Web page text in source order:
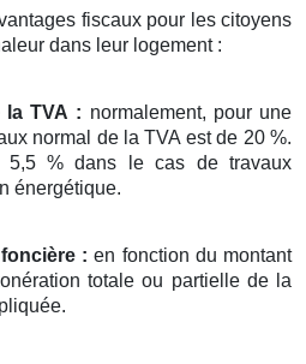
fiscaux pour les citoyens
dans leur logement :
la TVA : normalement, pour une
normal de la TVA est de 20 %.
5,5 % dans le cas de travaux
énergétique.
: en fonction du montant
totale ou partielle de la